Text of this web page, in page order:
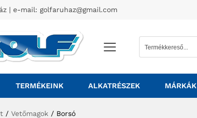
| e-mail: golfaruhaz@gmail.com
TERMÉKEINK ALKATRÉSZEK MÁRKÁK
/ Vetőmagok / Borsó